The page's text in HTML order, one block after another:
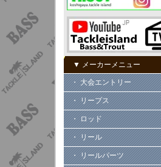
▼ メーカーメニュー
・ 大会エントリー
・ リープス
・ ロッド
・ リール
・ リールパーツ